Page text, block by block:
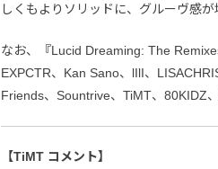
しくもよりソリッドに、グルーヴ感
なお、『Lucid Dreaming: The
EXPCTR、Kan Sano、lIlI、
Friends、Sountrive、TiMT、80KIDZ
【TiMT コメント】